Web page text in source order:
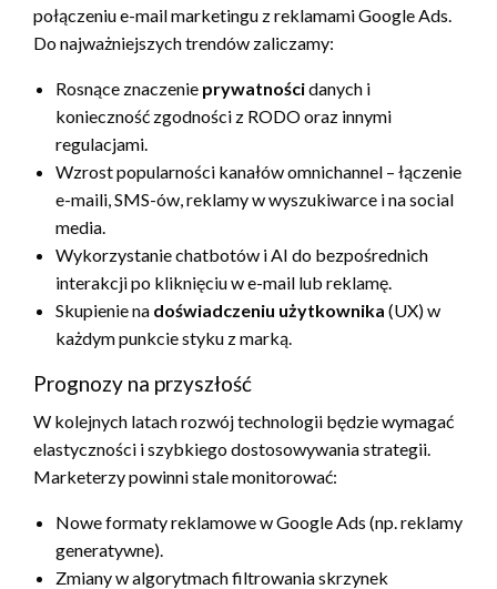
połączeniu e-mail marketingu z reklamami Google Ads.
Do najważniejszych trendów zaliczamy:
Rosnące znaczenie prywatnościdanych i
konieczność zgodności z RODO oraz innymi
regulacjami.
Wzrost popularności kanałów omnichannel – łączenie
e-maili, SMS-ów, reklamy w wyszukiwarce i na social
media.
Wykorzystanie chatbotów i AI do bezpośrednich
interakcji po kliknięciu w e-mail lub reklamę.
Skupienie na doświadczeniu użytkownika (UX) w
każdym punkcie styku z marką.
Prognozy na przyszłość
W kolejnych latach rozwój technologii będzie wymagać
elastyczności i szybkiego dostosowywania strategii.
Marketerzy powinni stale monitorować:
Nowe formaty reklamowe w Google Ads (np. reklamy
generatywne).
Zmiany w algorytmach filtrowania skrzynek